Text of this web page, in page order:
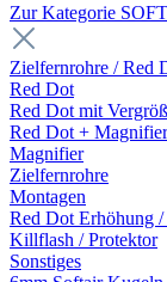
Zur Kategorie
Zielfernrohre / Red
Red Dot
Red Dot mit
Red Dot +
Magnifier
Zielfernrohre
Montagen
Red Dot Erhöhung /
Killflash / Protektor
Sonstiges